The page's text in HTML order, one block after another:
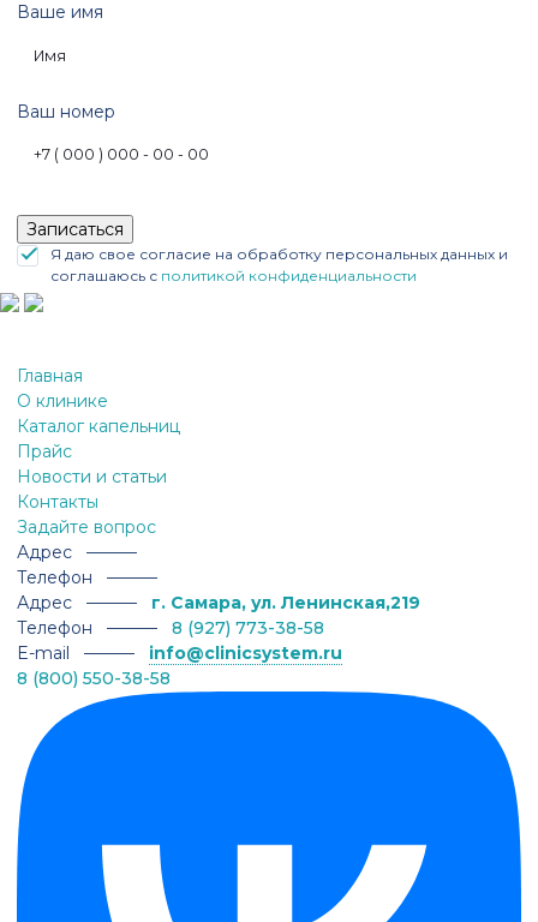
Ваше имя
Ваш номер
Записаться
Я даю свое согласие на обработку персональных данных и
соглашаюсь с политикой конфиденциальности
Главная
О клинике
Каталог капельниц
Прайс
Новости и статьи
Контакты
Задайте вопрос
Адрес ———
Телефон ———
Адрес ——— г. Самара, ул. Ленинская,219
Телефон ——— 8 (927) 773-38-58
E-mail ——— info@clinicsystem.ru
8 (800) 550-38-58